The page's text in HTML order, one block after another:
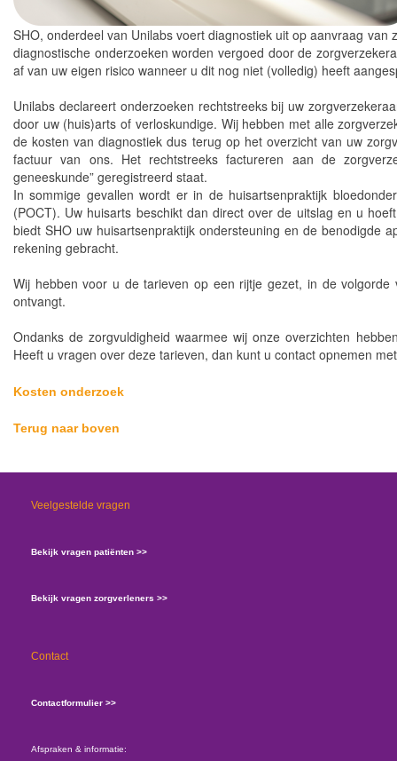
SHO, onderdeel van Unilabs voert diagnostiek uit op aanvraag
diagnostische onderzoeken worden vergoed door de
af van uw eigen risico wanneer u dit nog niet (volledig) heeft
Unilabs declareert onderzoeken rechtstreeks bij uw
door uw (huis)arts of verloskundige. Wij hebben met alle
de kosten van diagnostiek dus terug op het overzicht van uw
factuur van ons. Het rechtstreeks factureren aan de
geneeskunde” geregistreerd staat.
In sommige gevallen wordt er in de huisartsenpraktijk
(POCT). Uw huisarts beschikt dan direct over de uitslag en u
biedt SHO uw huisartsenpraktijk ondersteuning en de benodigde
rekening gebracht.
Wij hebben voor u de tarieven op een rijtje gezet, in de
ontvangt.
Ondanks de zorgvuldigheid waarmee wij onze overzichten
Heeft u vragen over deze tarieven, dan kunt u contact opnemen
Kosten onderzoek
Terug naar boven
Veelgestelde vragen
Bekijk vragen patiënten >>
Bekijk vragen zorgverleners >>
Contact
Contactformulier >>
Afspraken & informatie: